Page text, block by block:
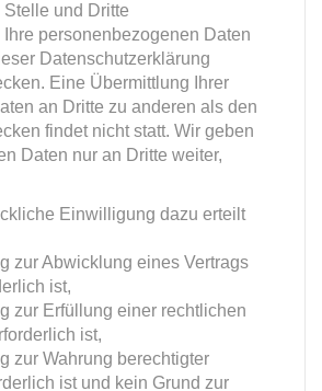
und Dritte
personenbezogenen Daten
Datenschutzerklärung
Eine Übermittlung Ihrer
an Dritte zu anderen als den
findet nicht statt. Wir geben
Daten nur an Dritte weiter,
Einwilligung dazu erteilt
zur Abwicklung eines Vertrags
ist,
zur Erfüllung einer rechtlichen
ist,
zur Wahrung berechtigter
ist und kein Grund zur